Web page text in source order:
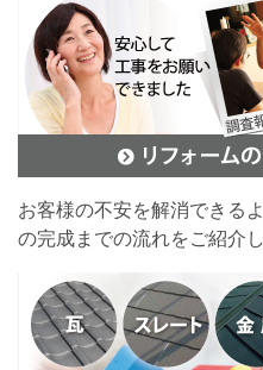
お客様の不安を解消できる
の完成までの流れをご紹介